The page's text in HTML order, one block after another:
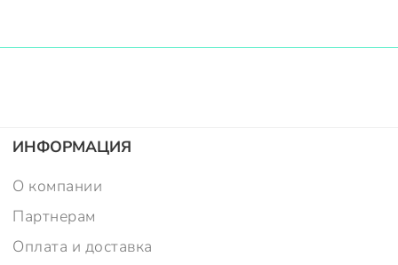
ИНФОРМАЦИЯ
О компании
Партнерам
Оплата и доставка